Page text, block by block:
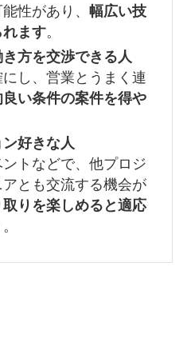
性があり、 幅広い技
ます。
方を交渉できる人
し、営業とうまく連
良い条件の案件を得や
好きな人
トなどで、他プロジ
とも交流する機会が
りを楽しめると適応